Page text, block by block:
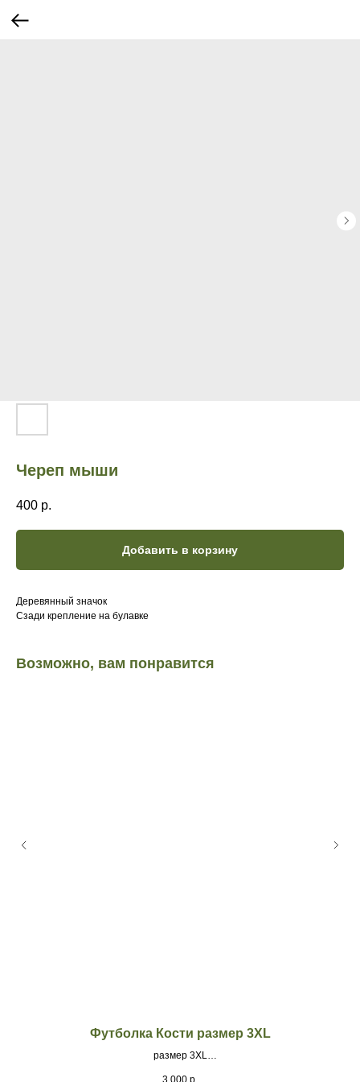
Череп мыши
400 р.
Добавить в корзину
Деревянный значок
Сзади крепление на булавке
Возможно, вам понравится
Футболка Кости размер 3XL
размер 3XL
3 000 р.